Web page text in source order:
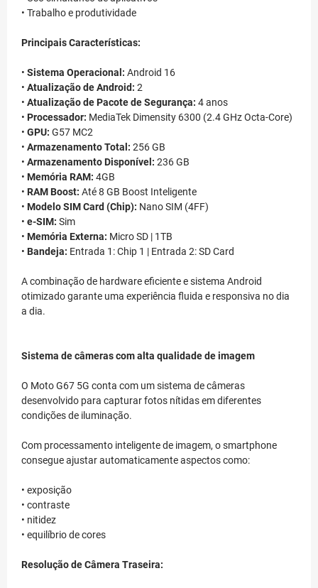
• Trabalho e produtividade
Principais Características:
• Sistema Operacional: Android 16
• Atualização de Android: 2
• Atualização de Pacote de Segurança: 4 anos
• Processador: MediaTek Dimensity 6300 (2.4 GHz Octa-Core)
• GPU: G57 MC2
• Armazenamento Total: 256 GB
• Armazenamento Disponível: 236 GB
• Memória RAM: 4GB
• RAM Boost: Até 8 GB Boost Inteligente
• Modelo SIM Card (Chip): Nano SIM (4FF)
• e-SIM: Sim
• Memória Externa: Micro SD | 1TB
• Bandeja: Entrada 1: Chip 1 | Entrada 2: SD Card
A combinação de hardware eficiente e sistema Android
otimizado garante uma experiência fluida e responsiva no dia
a dia.
Sistema de câmeras com alta qualidade de imagem
O Moto G67 5G conta com um sistema de câmeras
desenvolvido para capturar fotos nítidas em diferentes
condições de iluminação.
Com processamento inteligente de imagem, o smartphone
consegue ajustar automaticamente aspectos como:
• exposição
• contraste
• nitidez
• equilíbrio de cores
Resolução de Câmera Traseira: